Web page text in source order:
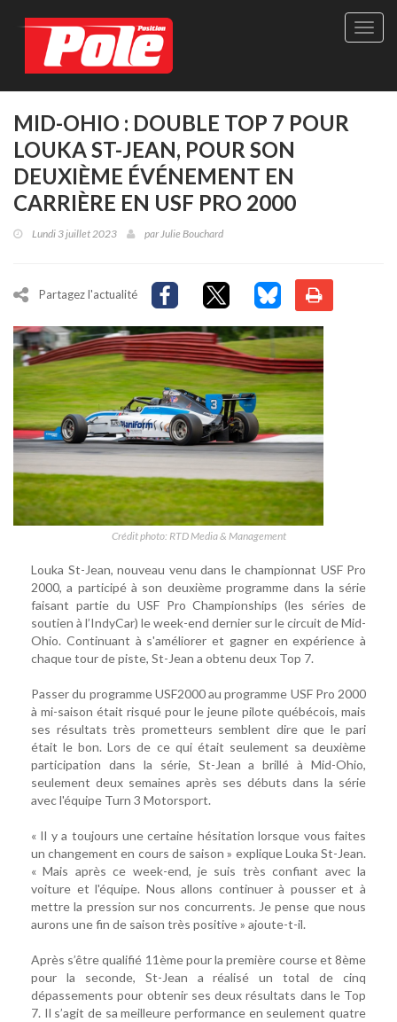
Site
MID-OHIO : DOUBLE TOP 7 POUR
LOUKA ST-JEAN, POUR SON
DEUXIÈME ÉVÉNEMENT EN
CARRIÈRE EN USF PRO 2000
Lundi 3 juillet 2023 parJulie Bouchard
Partagez l'actualité
Crédit photo: RTD Media & Management
Louka St-Jean, nouveau venu dans le championnat USF Pro
2000, a participé à son deuxième programme dans la série
faisant partie du USF Pro Championships (les séries de
soutien à l’IndyCar) le week-end dernier sur le circuit de Mid-
Ohio. Continuant à s'améliorer et gagner en expérience à
chaque tour de piste, St-Jean a obtenu deux Top 7.
Passer du programme USF2000 au programme USF Pro 2000
à mi-saison était risqué pour le jeune pilote québécois, mais
ses résultats très prometteurs semblent dire que le pari
était le bon. Lors de ce qui était seulement sa deuxième
participation dans la série, St-Jean a brillé à Mid-Ohio,
seulement deux semaines après ses débuts dans la série
avec l'équipe Turn 3 Motorsport.
« Il y a toujours une certaine hésitation lorsque vous faites
un changement en cours de saison » explique Louka St-Jean.
« Mais après ce week-end, je suis très confiant avec la
voiture et l'équipe. Nous allons continuer à pousser et à
mettre la pression sur nos concurrents. Je pense que nous
aurons une fin de saison très positive » ajoute-t-il.
Après s’être qualifié 11ème pour la première course et 8ème
pour la seconde, St-Jean a réalisé un total de cinq
dépassements pour obtenir ses deux résultats dans le Top
7. Il s’agit de sa meilleure performance en seulement quatre